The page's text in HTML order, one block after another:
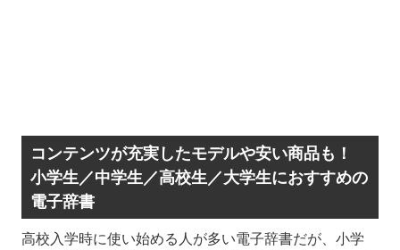
コンテンツが充実したモデルや安い商品も！
小学生／中学生／高校生／大学生におすすめの
電子辞書
高校入学時に使い始める人が多い電子辞書だが、小学